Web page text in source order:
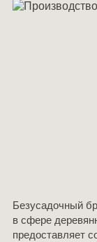
Безусадочный
в сфере
предоставляет